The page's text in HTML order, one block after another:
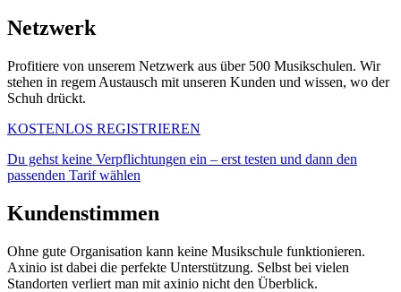
Netzwerk
Profitiere von unserem Netzwerk aus über 500 Musikschulen. Wir
stehen in regem Austausch mit unseren Kunden und wissen, wo der
Schuh drückt.
KOSTENLOS REGISTRIEREN
Du gehst keine Verpflichtungen ein – erst testen und dann den
passenden Tarif wählen
Kundenstimmen
Ohne gute Organisation kann keine Musikschule funktionieren.
Axinio ist dabei die perfekte Unterstützung. Selbst bei vielen
Standorten verliert man mit axinio nicht den Überblick.